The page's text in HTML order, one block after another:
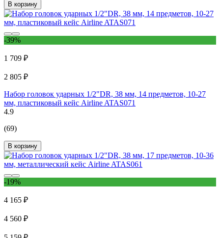
В корзину
-39%
1 709 ₽
2 805 ₽
Набор головок ударных 1/2"DR, 38 мм, 14 предметов, 10-27
мм, пластиковый кейс Airline ATAS071
4.9
(69)
В корзину
-19%
4 165 ₽
4 560 ₽